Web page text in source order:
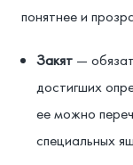
понятнее и
Закят —
достигших
ее можно
специальных